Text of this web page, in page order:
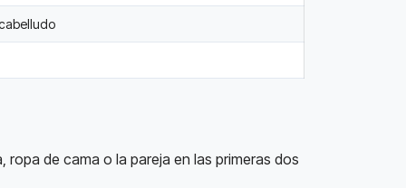
de cama o la pareja en las primeras dos